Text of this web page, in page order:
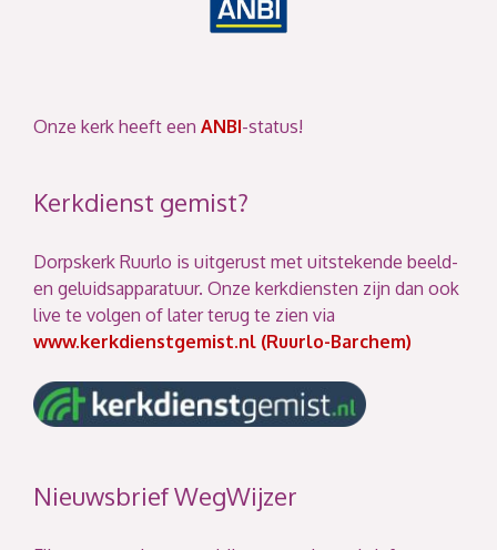
Onze kerk heeft een ANBI-status!
Kerkdienst gemist?
Dorpskerk Ruurlo is uitgerust met uitstekende beeld-
en geluidsapparatuur. Onze kerkdiensten zijn dan ook
live te volgen of later terug te zien via
www.kerkdienstgemist.nl (Ruurlo-Barchem)
Nieuwsbrief WegWijzer